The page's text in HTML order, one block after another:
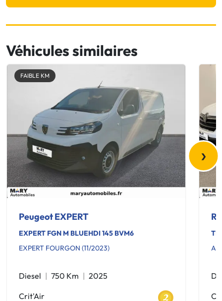
Véhicules similaires
FAIBLE KM
Peugeot EXPERT
EXPERT FGN M BLUEHDI 145 BVM6
EXPERT FOURGON (11/2023)
Diesel 750 Km 2025
Crit'Air
›